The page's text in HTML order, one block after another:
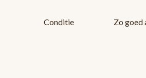
Conditie Zo goed